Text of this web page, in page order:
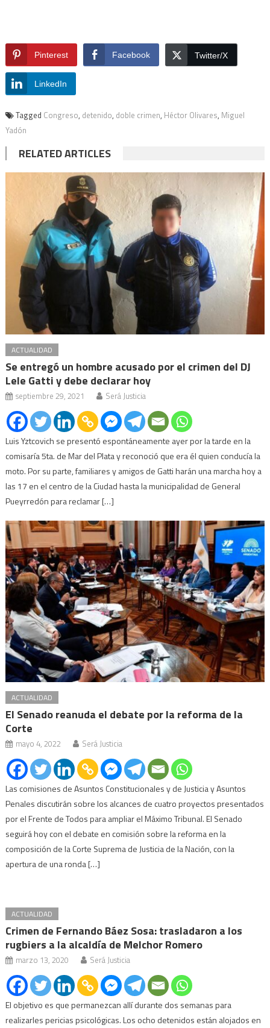
Pinterest Facebook Twitter/X
LinkedIn
Tagged Congreso, detenido, doble crimen, Héctor Olivares, Miguel
Yadón
RELATED ARTICLES
ACTUALIDAD
Se entregó un hombre acusado por el crimen del DJ
Lele Gatti y debe declarar hoy
septiembre 29, 2021 Será Justicia
Luis Yztcovich se presentó espontáneamente ayer por la tarde en la
comisaría 5ta. de Mar del Plata y reconoció que era él quien conducía la
moto. Por su parte, familiares y amigos de Gatti harán una marcha hoy a
las 17 en el centro de la Ciudad hasta la municipalidad de General
Pueyrredón para reclamar […]
ACTUALIDAD
El Senado reanuda el debate por la reforma de la
Corte
mayo 4, 2022 Será Justicia
Las comisiones de Asuntos Constitucionales y de Justicia y Asuntos
Penales discutirán sobre los alcances de cuatro proyectos presentados
por el Frente de Todos para ampliar el Máximo Tribunal. El Senado
seguirá hoy con el debate en comisión sobre la reforma en la
composición de la Corte Suprema de Justicia de la Nación, con la
apertura de una ronda […]
ACTUALIDAD
Crimen de Fernando Báez Sosa: trasladaron a los
rugbiers a la alcaldía de Melchor Romero
marzo 13, 2020 Será Justicia
El objetivo es que permanezcan allí durante dos semanas para
realizarles pericias psicológicas. Los ocho detenidos están alojados en